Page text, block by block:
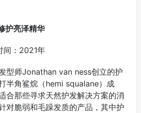
护亮泽精华
间：2021年
型师Jonathan van ness创立的护
半角鲨烷（hemi squalane）成
合那些寻求天然护发解决方案的消
对脆弱和毛躁发质的产品，其中护